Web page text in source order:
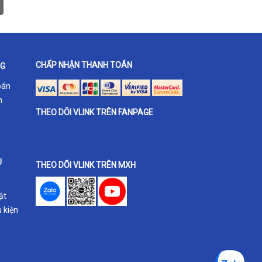
kiện
CHẤP NHẬN THANH TOÁN
THEO DÕI VLINK TRÊN FANPAGE
THEO DÕI VLINK TRÊN MXH